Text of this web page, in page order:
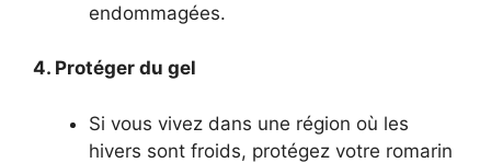
endommagées.
4. Protéger du gel
Si vous vivez dans une région où les
hivers sont froids, protégez votre romarin